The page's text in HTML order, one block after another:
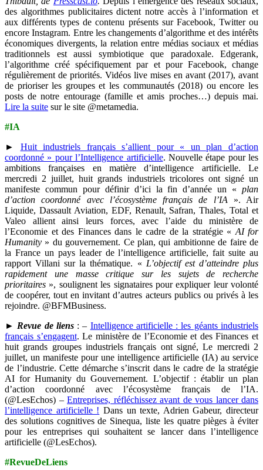
des algorithmes publicitaires dictent notre accès à l’information et
aux différents types de contenu présents sur Facebook, Twitter ou
encore Instagram. Entre les changements d’algorithme et des intérêts
économiques divergents, la relation entre médias sociaux et médias
traditionnels est aussi symbiotique que paradoxale. Edgerank,
l’algorithme créé spécifiquement par et pour Facebook, change
régulièrement de priorités. Vidéos live mises en avant (2017), avant
de prioriser les groupes et les communautés (2018) ou encore les
posts de notre entourage (famille et amis proches…) depuis mai.
Lire la suite sur le site @metamedia.
#IA
► Huit industriels français s’allient pour « un plan d’action
coordonné » pour l’Intelligence artificielle. Nouvelle étape pour les
ambitions françaises en matière d’intelligence artificielle. Le
mercredi 2 juillet, huit grands industriels tricolores ont signé un
manifeste commun pour définir d’ici la fin d’année un « plan
d’action coordonné avec l’écosystème français de l’IA ». Air
Liquide, Dassault Aviation, EDF, Renault, Safran, Thales, Total et
Valeo allient ainsi leurs forces, avec l’aide du ministère de
l’Economie et des Finances dans le cadre de la stratégie « AI for
Humanity » du gouvernement. Ce plan, qui ambitionne de faire de
la France un pays leader de l’intelligence artificielle, fait suite au
rapport Villani sur la thématique. « L’objectif est d’atteindre plus
rapidement une masse critique sur les sujets de recherche
prioritaires », soulignent les signataires pour expliquer leur volonté
de coopérer, tout en invitant d’autres acteurs publics ou privés à les
rejoindre. @BFMBusiness.
► Revue de liens: – Intelligence artificielle : les géants industriels
français s’engagent. Le ministère de l’Economie et des Finances et
huit grands groupes industriels français ont signé, Le mercredi 2
juillet, un manifeste pour une intelligence artificielle (IA) au service
de l’industrie. Cette démarche s’inscrit dans le cadre de la stratégie
AI for Humanity du Gouvernement. L’objectif : établir un plan
d’action coordonné avec l’écosystème français de l’IA.
(@LesEchos) – Entreprises, réfléchissez avant de vous lancer dans
l’intelligence artificielle ! Dans un texte, Adrien Gabeur, directeur
des solutions cognitives de Sinequa, liste les quatre pièges à éviter
pour les entreprises qui souhaitent se lancer dans l’intelligence
artificielle (@LesEchos).
#RevueDeLiens